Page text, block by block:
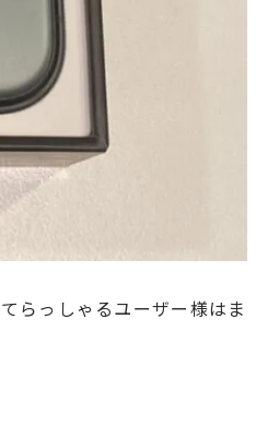
らっしゃるユーザー様はま